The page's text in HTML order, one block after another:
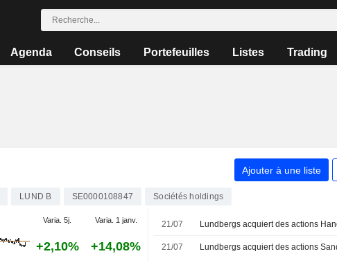
Agenda Conseils Portefeuilles Listes Trading
Ajouter à une liste
LUND B SE0000108847 Sociétés holdings
Varia. 5j. Varia. 1 janv.
+2,10% +14,08%
21/07
21/07